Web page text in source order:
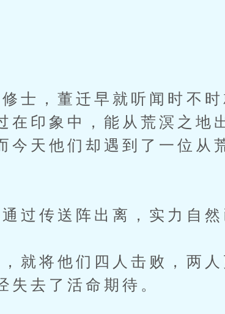
士，董迁早就听闻时不时
在印象中，能从荒溟之地
今天他们却遇到了一位从
传送阵出离，实力自然
就将他们四人击败，两人
失去了活命期待。